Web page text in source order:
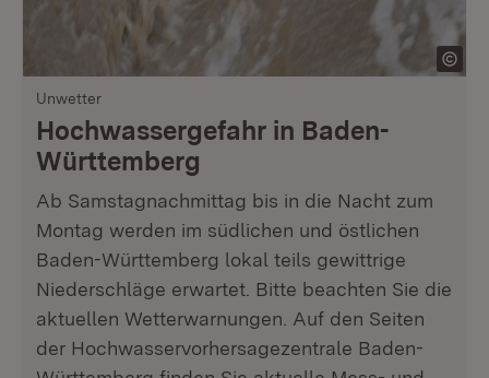
Unwetter
Hochwassergefahr in Baden-
Württemberg
Ab Samstagnachmittag bis in die Nacht zum
Montag werden im südlichen und östlichen
Baden-Württemberg lokal teils gewittrige
Niederschläge erwartet. Bitte beachten Sie die
aktuellen Wetterwarnungen. Auf den Seiten
der Hochwasservorhersagezentrale Baden-